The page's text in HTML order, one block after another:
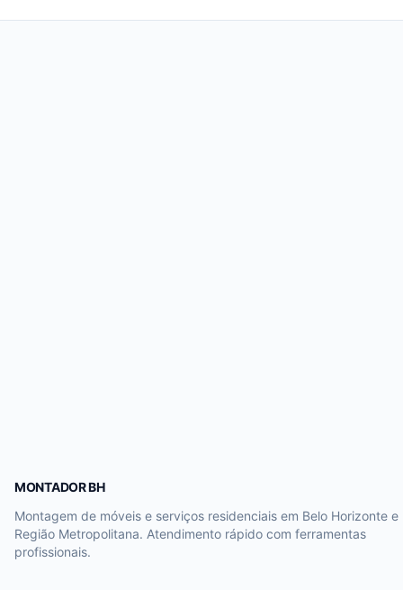
MONTADOR BH
Montagem de móveis e serviços residenciais em Belo Horizonte e
Região Metropolitana. Atendimento rápido com ferramentas
profissionais.